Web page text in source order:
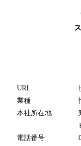
URL
業種
本社所在地
電話番号